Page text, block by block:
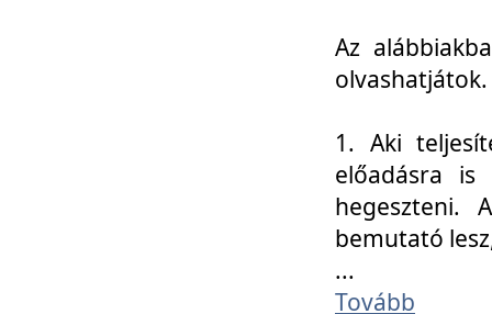
Az
olvashatjátok.
1. Aki
előadásra
hegeszteni.
bemutató
...
Tovább